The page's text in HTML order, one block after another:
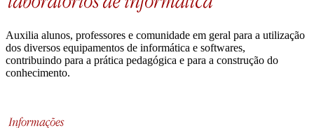
Auxilia alunos, professores e comunidade em geral para a utilização
dos diversos equipamentos de informática e softwares,
contribuindo para a prática pedagógica e para a construção do
conhecimento.